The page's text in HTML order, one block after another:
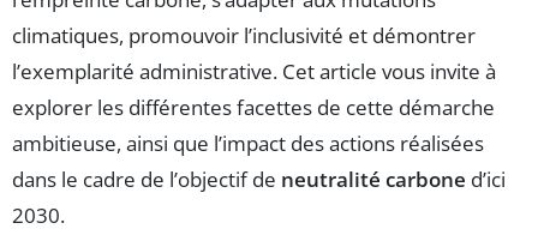
climatiques, promouvoir l’inclusivité et démontrer
l’exemplarité administrative. Cet article vous invite à
explorer les différentes facettes de cette démarche
ambitieuse, ainsi que l’impact des actions réalisées
dans le cadre de l’objectif de neutralité carbone d’ici
2030.